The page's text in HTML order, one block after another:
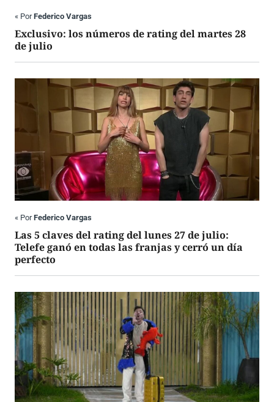
« PorFederico Vargas
Exclusivo: los números de rating del martes 28
de julio
« PorFederico Vargas
Las 5 claves del rating del lunes 27 de julio:
Telefe ganó en todas las franjas y cerró un día
perfecto